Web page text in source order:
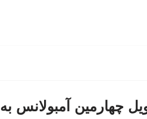
چهارمین آمبولانس به